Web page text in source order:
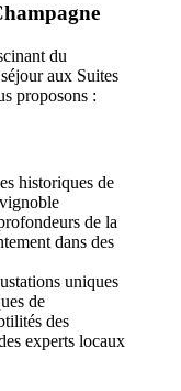
du
aux Suites
proposons :
historiques de
de la
dans des
uniques
de
des
experts locaux